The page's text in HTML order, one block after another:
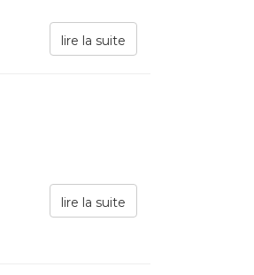
lire la suite
lire la suite